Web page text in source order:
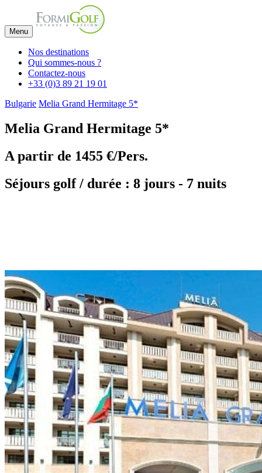
Menu
Nos destinations
Qui sommes-nous ?
Contactez-nous
+33 (0)3 89 21 19 01
Bulgarie Melia Grand Hermitage 5*
Melia Grand Hermitage 5*
A partir de 1455 €/Pers.
Séjours golf / durée : 8 jours - 7 nuits